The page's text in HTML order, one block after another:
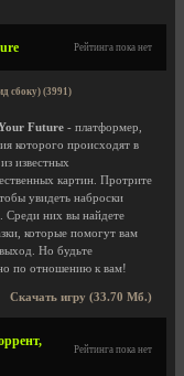
Рейтинга пока нет
сбоку) (3991)
Future - платформер,
которого происходят в
известных
картин. Протрите
увидеть наброски
Среди них вы найдете
которые помогут вам
Но будьте
по отношению к вам!
Скачать игру (33.70 Мб.)
Рейтинга пока нет